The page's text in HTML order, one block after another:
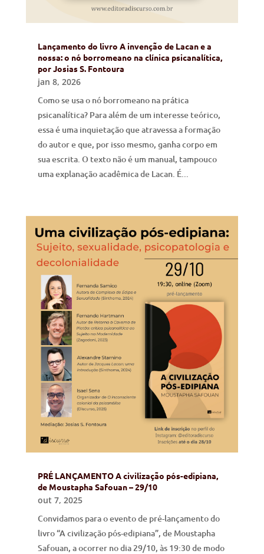
Lançamento do livro A invenção de Lacan e a
nossa: o nó borromeano na clínica psicanalítica,
por Josias S. Fontoura
jan 8, 2026
Como se usa o nó borromeano na prática
psicanalítica? Para além de um interesse teórico,
essa é uma inquietação que atravessa a formação
do autor e que, por isso mesmo, ganha corpo em
sua escrita. O texto não é um manual, tampouco
uma explanação acadêmica de Lacan. É...
PRÉ LANÇAMENTO A civilização pós-edipiana,
de Moustapha Safouan – 29/10
out 7, 2025
Convidamos para o evento de pré-lançamento do
livro “A civilização pós-edipiana”, de Moustapha
Safouan, a ocorrer no dia 29/10, às 19:30 de modo